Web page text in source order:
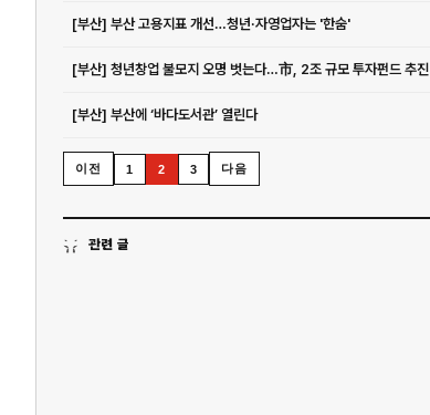
[부산] 부산 고용지표 개선…청년·자영업자는 '한숨'
[부산] 청년창업 불모지 오명 벗는다…市, 2조 규모 투자펀드 추진
[부산] 부산에 ‘바다도서관’ 열린다
이전 1 2 3 다음
관련 글